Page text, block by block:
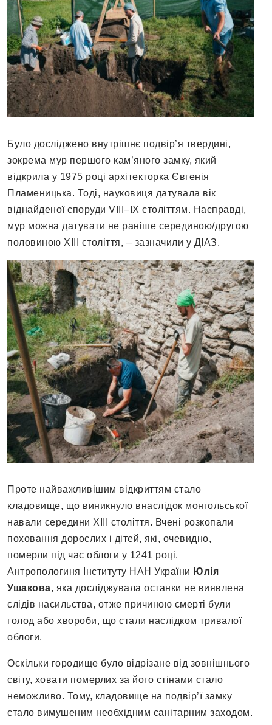
Було досліджено внутрішнє подвір’я твердині,
зокрема мур першого кам’яного замку, який
відкрила у 1975 році архітекторка Євгенія
Пламеницька. Тоді, науковиця датувала вік
віднайденої споруди VIII–IX століттям. Насправді,
мур можна датувати не раніше серединою/другою
половиною ХІІІ століття, – зазначили у ДІАЗ.
Проте найважливішим відкриттям стало
кладовище, що виникнуло внаслідок монгольської
навали середини XIII століття. Вчені розкопали
поховання дорослих і дітей, які, очевидно,
померли під час облоги у 1241 році.
Антропологиня Інституту НАН України Юлія
Ушакова, яка досліджувала останки не виявлена
слідів насильства, отже причиною смерті були
голод або хвороби, що стали наслідком тривалої
облоги.
Оскільки городище було відрізане від зовнішнього
світу, ховати померлих за його стінами стало
неможливо. Тому, кладовище на подвір’ї замку
стало вимушеним необхідним санітарним заходом.